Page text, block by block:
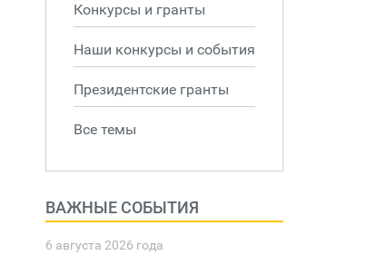
Конкурсы и гранты
Наши конкурсы и события
Президентские гранты
Все темы
ВАЖНЫЕ СОБЫТИЯ
6 августа 2026 года